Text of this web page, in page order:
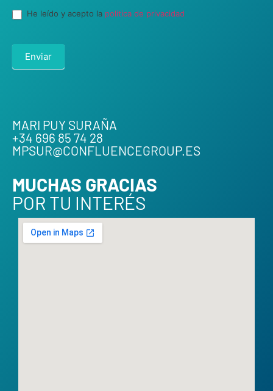
He leído y acepto la política de privacidad
Enviar
MARI PUY SURAÑA
+34 696 85 74 28
MPSUR@CONFLUENCEGROUP.ES
MUCHAS GRACIAS
POR TU INTERÉS